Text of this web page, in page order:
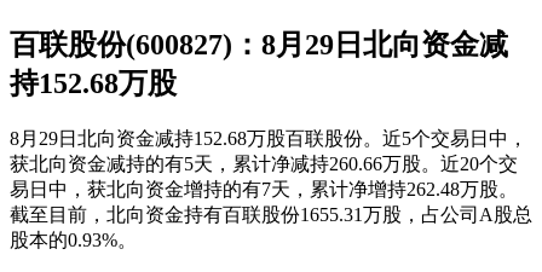
百联股份(600827)：8月29日北向资金减
持152.68万股
8月29日北向资金减持152.68万股百联股份。近5个交易日中，
获北向资金减持的有5天，累计净减持260.66万股。近20个交
易日中，获北向资金增持的有7天，累计净增持262.48万股。
截至目前，北向资金持有百联股份1655.31万股，占公司A股总
股本的0.93%。